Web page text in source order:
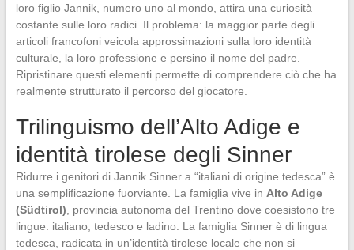
loro figlio Jannik, numero uno al mondo, attira una curiosità
costante sulle loro radici. Il problema: la maggior parte degli
articoli francofoni veicola approssimazioni sulla loro identità
culturale, la loro professione e persino il nome del padre.
Ripristinare questi elementi permette di comprendere ciò che ha
realmente strutturato il percorso del giocatore.
Trilinguismo dell’Alto Adige e
identità tirolese degli Sinner
Ridurre i genitori di Jannik Sinner a “italiani di origine tedesca” è
una semplificazione fuorviante. La famiglia vive in Alto Adige
(Südtirol) , provincia autonoma del Trentino dove coesistono tre
lingue: italiano, tedesco e ladino. La famiglia Sinner è di lingua
tedesca, radicata in un’identità tirolese locale che non si